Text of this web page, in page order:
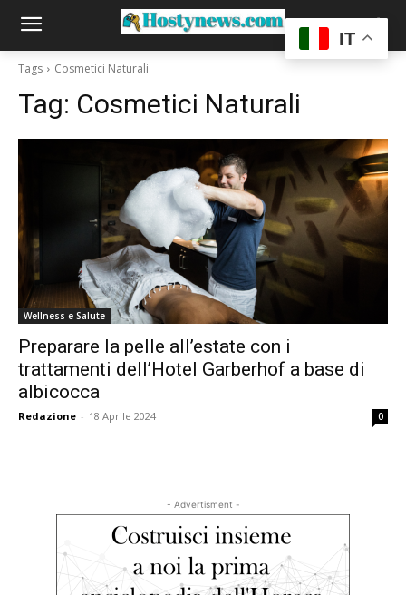
Tags Cosmetici Naturali
Tag: Cosmetici Naturali
Wellness e Salute
Preparare la pelle all’estate con i
trattamenti dell’Hotel Garberhof a base di
albicocca
Redazione - 18 Aprile 2024 0
- Advertisment -
IT